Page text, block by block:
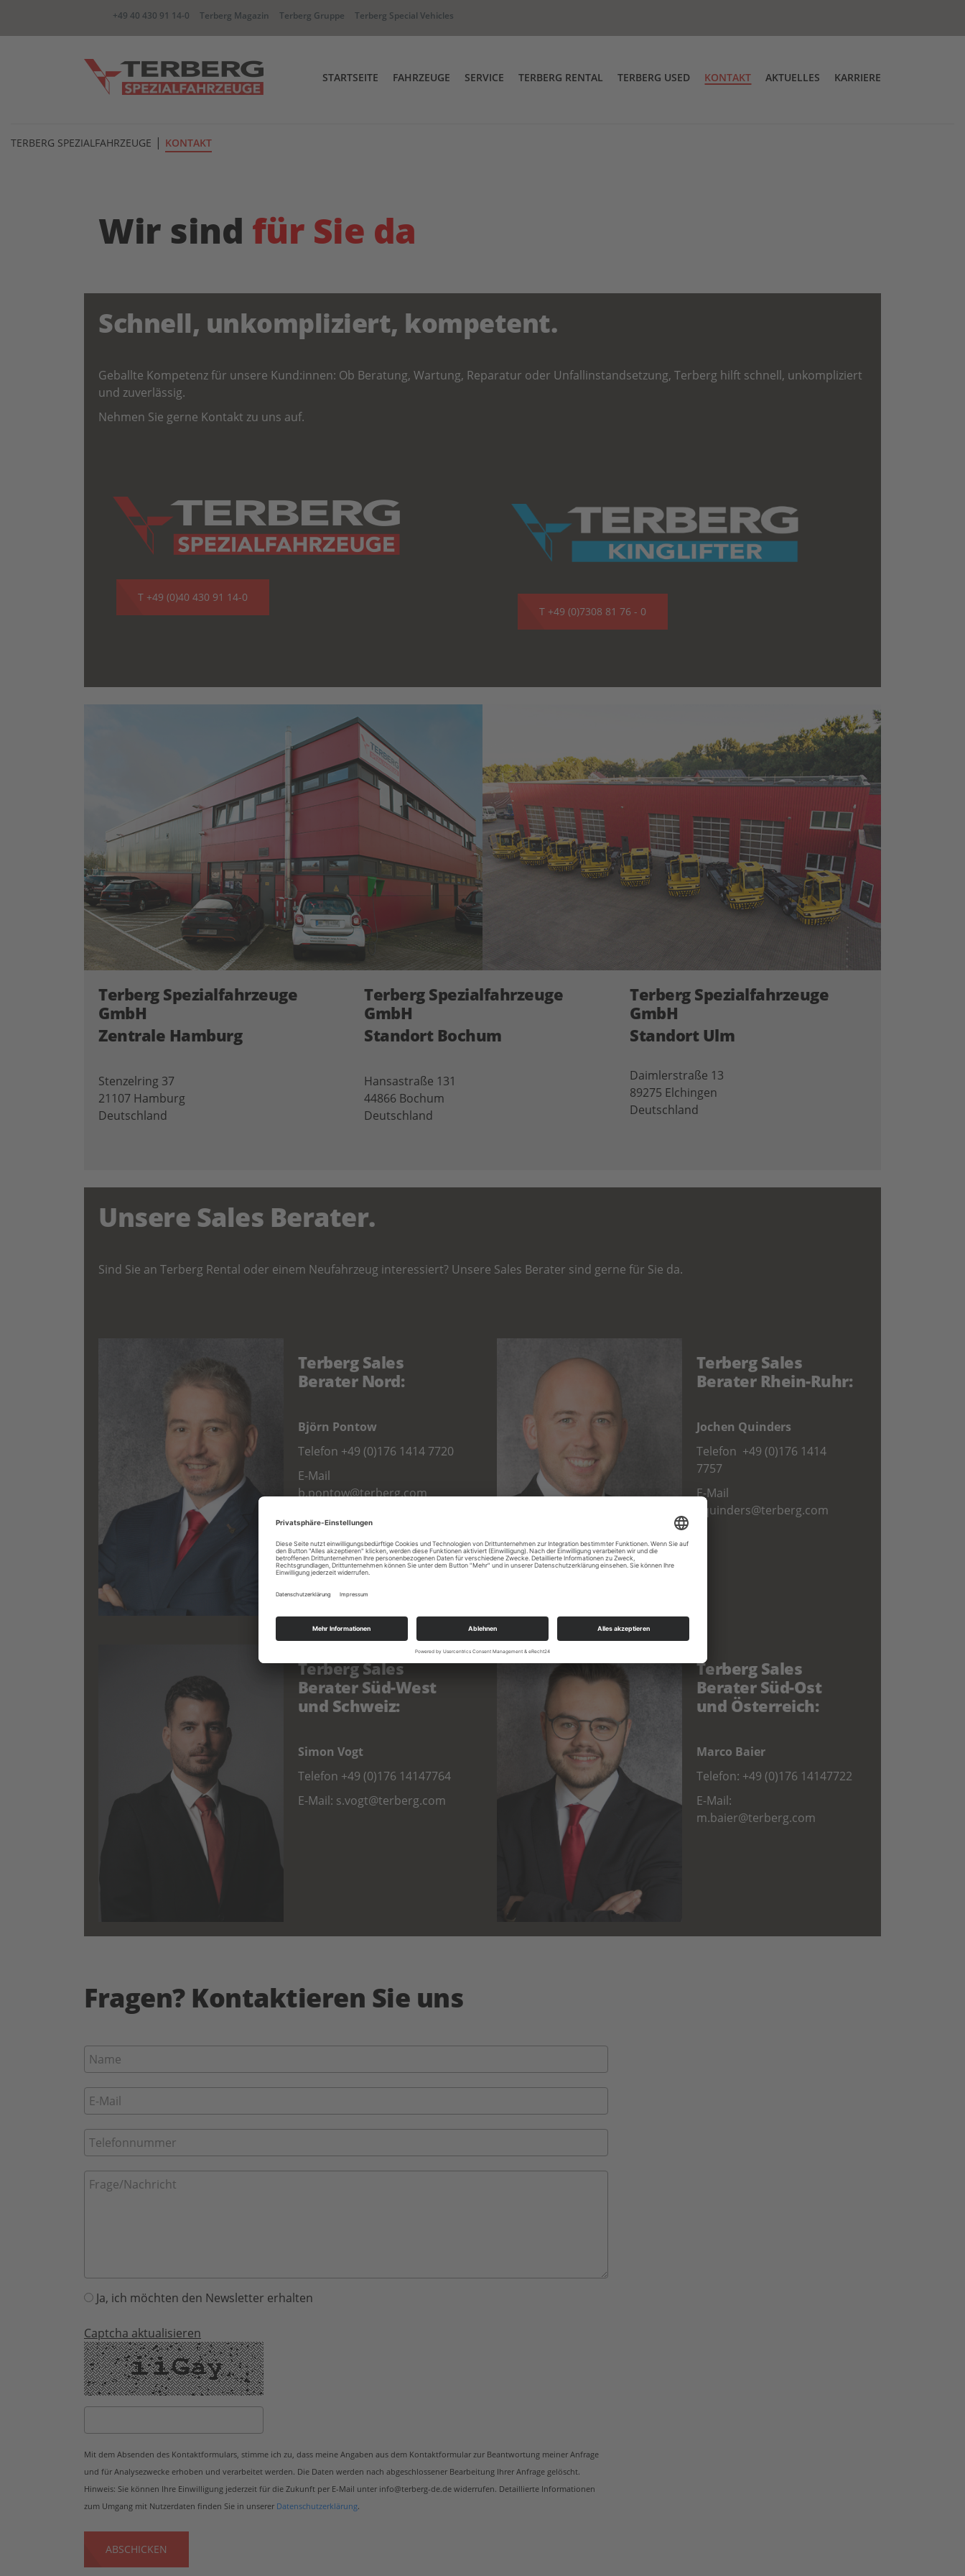
+49 40 430 91 14-0 Terberg Magazin Terberg Gruppe Terberg Special Vehicles
STARTSEITE FAHRZEUGE
YT Zugmaschine
SERVICE TERBERG RENTAL TERBERG USED KONTAKT AKTUELLES KARRIERE
TERBERG SPEZIALFAHRZEUGE | KONTAKT
Wir sind für Sie da
Schnell, unkompliziert, kompetent.
Geballte Kompetenz für unsere Kund:innen: Ob Beratung, Wartung, Reparatur oder Unfallinstandsetzung, Terberg hilft schnell, unkompliziert
und zuverlässig.
Nehmen Sie gerne Kontakt zu uns auf.
T +49 (0)40 430 91 14-0
T +49 (0)7308 81 76 - 0
Terberg Spezialfahrzeuge
GmbH
Zentrale Hamburg
Stenzelring 37
21107 Hamburg
Deutschland
Terberg Spezialfahrzeuge
GmbH
Standort Bochum
Hansastraße 131
44866 Bochum
Deutschland
Terberg Spezialfahrzeuge
GmbH
Standort Ulm
Daimlerstraße 13
89275 Elchingen
Deutschland
Unsere Sales Berater.
Sind Sie an Terberg Rental oder einem Neufahrzeug interessiert? Unsere Sales Berater sind gerne für Sie da.
Terberg Sales
Berater Nord:
Björn Pontow
Telefon +49 (0)176 1414 7720
E-Mail
b.pontow@terberg.com
Terberg Sales
Berater Rhein-Ruhr:
Jochen Quinders
Telefon +49 (0)176 1414
7757
E-Mail
j.quinders@terberg.com
Terberg Sales
Berater Süd-West
und Schweiz:
Simon Vogt
Telefon +49 (0)176 14147764
E-Mail: s.vogt@terberg.com
Terberg Sales
Berater Süd-Ost
und Österreich:
Marco Baier
Telefon: +49 (0)176 14147722
E-Mail:
m.baier@terberg.com
Fragen? Kontaktieren Sie uns
Ja, ich möchten den Newsletter erhalten
Captcha aktualisieren
Mit dem Absenden des Kontaktformulars, stimme ich zu, dass meine Angaben aus dem Kontaktformular zur Beantwortung meiner Anfrage
und für Analysezwecke erhoben und verarbeitet werden. Die Daten werden nach abgeschlossener Bearbeitung Ihrer Anfrage gelöscht.
Hinweis: Sie können Ihre Einwilligung jederzeit für die Zukunft per E-Mail unter info@terberg-de.de widerrufen. Detaillierte Informationen
zum Umgang mit Nutzerdaten finden Sie in unserer Datenschutzerklärung.
ABSCHICKEN